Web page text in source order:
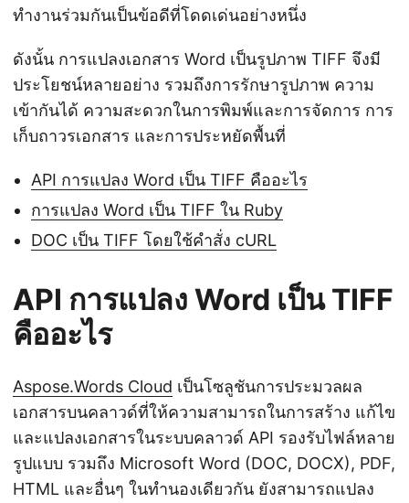
ทำงานร่วมกันเป็นข้อดีที่โดดเด่นอย่างหนึ่ง
ดังนั้น การแปลงเอกสาร Word เป็นรูปภาพ TIFF จึงมี
ประโยชน์หลายอย่าง รวมถึงการรักษารูปภาพ ความ
เข้ากันได้ ความสะดวกในการพิมพ์และการจัดการ การ
เก็บถาวรเอกสาร และการประหยัดพื้นที่
API การแปลง Word เป็น TIFF คืออะไร
การแปลง Word เป็น TIFF ใน Ruby
DOC เป็น TIFF โดยใช้คำสั่ง cURL
API การแปลง Word เป็น TIFF
คืออะไร
Aspose.Words Cloud เป็นโซลูชันการประมวลผล
เอกสารบนคลาวด์ที่ให้ความสามารถในการสร้าง แก้ไข
และแปลงเอกสารในระบบคลาวด์ API รองรับไฟล์หลาย
รูปแบบ รวมถึง Microsoft Word (DOC, DOCX), PDF,
HTML และอื่นๆ ในทำนองเดียวกัน ยังสามารถแปลง